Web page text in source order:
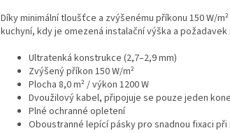
Díky minimální tloušťce a zvýšenému příkonu 150 W/
kuchyní, kdy je omezená instalační výška a
Ultratenká konstrukce (2,7–2,9 mm)
Zvýšený příkon 150 W/m²
Plocha 8,0 m² / výkon 1200 W
Dvoužilový kabel, připojuje se pouze jeden
Plné ochranné opletení
Oboustranné lepící pásky pro snadnou fixaci při